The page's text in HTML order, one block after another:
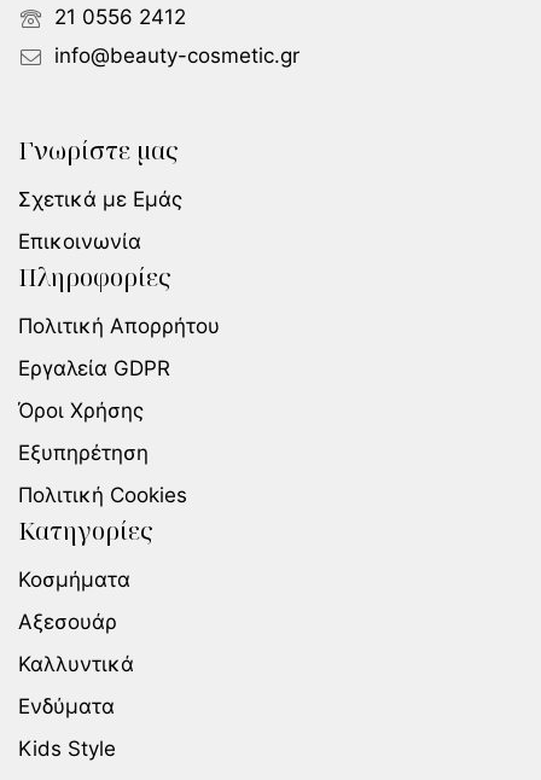
21 0556 2412
info@beauty-cosmetic.gr
Γνωρίστε μας
Σχετικά με Εμάς
Επικοινωνία
Πληροφορίες
Πολιτική Απορρήτου
Εργαλεία GDPR
Όροι Χρήσης
Εξυπηρέτηση
Πολιτική Cookies
Κατηγορίες
Κοσμήματα
Αξεσουάρ
Καλλυντικά
Ενδύματα
Kids Style